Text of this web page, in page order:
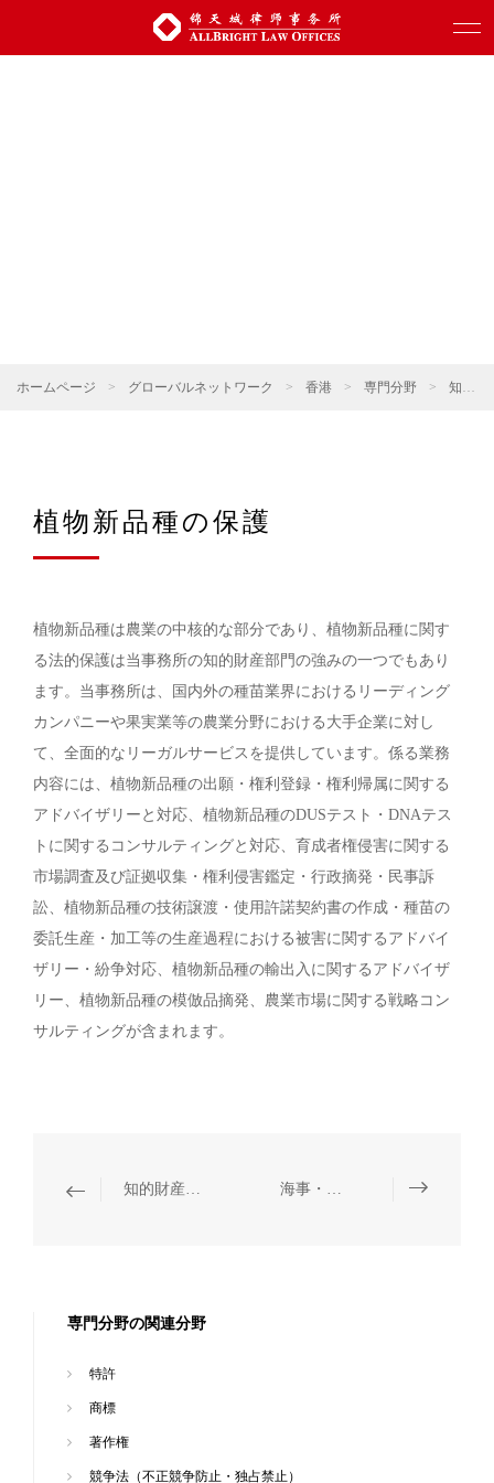
ホームページ > グローバルネットワーク > 香港 > 専門分野 > 知的財産権
植物新品種の保護
植物新品種は農業の中核的な部分であり、植物新品種に関す
る法的保護は当事務所の知的財産部門の強みの一つでもあり
ます。当事務所は、国内外の種苗業界におけるリーディング
カンパニーや果実業等の農業分野における大手企業に対し
て、全面的なリーガルサービスを提供しています。係る業務
内容には、植物新品種の出願・権利登録・権利帰属に関する
アドバイザリーと対応、植物新品種のDUSテスト・DNAテス
トに関するコンサルティングと対応、育成者権侵害に関する
市場調査及び証拠収集・権利侵害鑑定・行政摘発・民事訴
訟、植物新品種の技術譲渡・使用許諾契約書の作成・種苗の
委託生産・加工等の生産過程における被害に関するアドバイ
ザリー・紛争対応、植物新品種の輸出入に関するアドバイザ
リー、植物新品種の模倣品摘発、農業市場に関する戦略コン
サルティングが含まれます。
知的財産権の税関保護 海事・海商
専門分野の関連分野
特許
商標
著作権
競争法（不正競争防止・独占禁止）